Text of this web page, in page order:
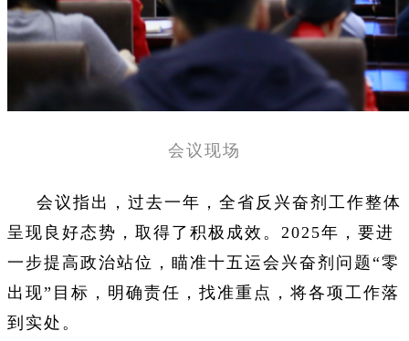
会议现场
会议指出，过去一年，全省反兴奋剂工作整体
呈现良好态势，取得了积极成效。2025年，要进
一步提高政治站位，瞄准十五运会兴奋剂问题“零
出现”目标，明确责任，找准重点，将各项工作落
到实处。